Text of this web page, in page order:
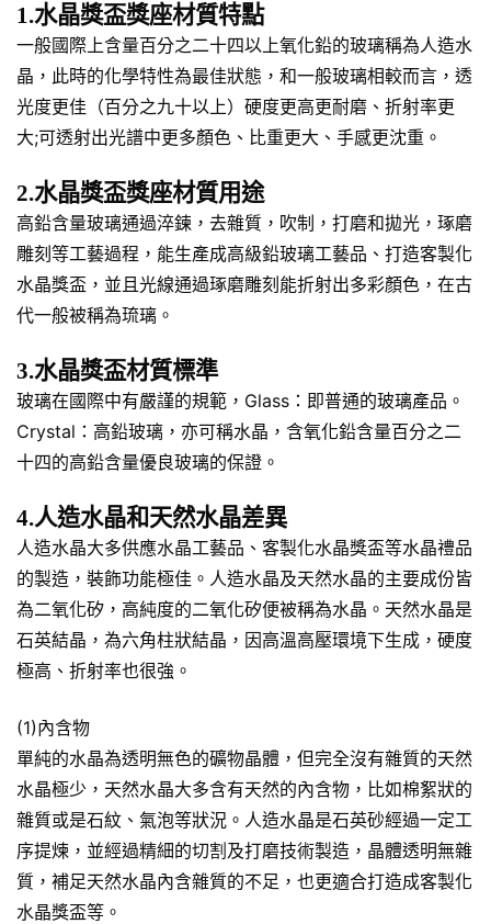
1.水晶獎盃獎座材質特點
一般國際上含量百分之二十四以上氧化鉛的玻璃稱為人造水
晶，此時的化學特性為最佳狀態，和一般玻璃相較而言，透
光度更佳（百分之九十以上）硬度更高更耐磨、折射率更
大;可透射出光譜中更多顏色、比重更大、手感更沈重。
2.水晶獎盃獎座材質用途
高鉛含量玻璃通過淬鍊，去雜質，吹制，打磨和拋光，琢磨
雕刻等工藝過程，能生產成高級鉛玻璃工藝品、打造客製化
水晶獎盃，並且光線通過琢磨雕刻能折射出多彩顏色，在古
代一般被稱為琉璃。
3.水晶獎盃材質標準
玻璃在國際中有嚴謹的規範，Glass：即普通的玻璃產品。
Crystal：高鉛玻璃，亦可稱水晶，含氧化鉛含量百分之二
十四的高鉛含量優良玻璃的保證。
4.人造水晶和天然水晶差異
人造水晶大多供應水晶工藝品、客製化水晶獎盃等水晶禮品
的製造，裝飾功能極佳。人造水晶及天然水晶的主要成份皆
為二氧化矽，高純度的二氧化矽便被稱為水晶。天然水晶是
石英結晶，為六角柱狀結晶，因高溫高壓環境下生成，硬度
極高、折射率也很強。
(1)內含物
單純的水晶為透明無色的礦物晶體，但完全沒有雜質的天然
水晶極少，天然水晶大多含有天然的內含物，比如棉絮狀的
雜質或是石紋、氣泡等狀況。人造水晶是石英砂經過一定工
序提煉，並經過精細的切割及打磨技術製造，晶體透明無雜
質，補足天然水晶內含雜質的不足，也更適合打造成客製化
水晶獎盃等。